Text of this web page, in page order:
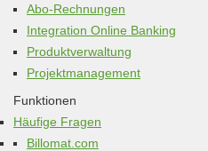
Abo-Rechnungen
Integration Online Banking
Produktverwaltung
Projektmanagement
Funktionen
Häufige Fragen
Billomat.com